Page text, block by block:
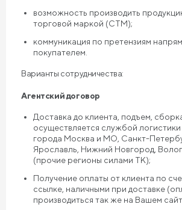
возможность производить
торговой маркой (СТМ);
коммуникация по претензиям
покупателем.
Варианты сотрудничества:
Агентский договор
Доставка до клиента, подъем,
осуществляется службой
города Москва и МО, Санкт-
Ярославль, Нижний Новгород,
(прочие регионы силами ТК);
Получение оплаты от клиента по
ссылке, наличными при доставке
производиться так же на Вашем